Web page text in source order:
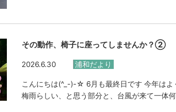
その動作、椅子に座ってしませんか？②
2026.6.30 浦和だより
こんにちは(^_-)-☆ 6月も最終日です 今年はよ
梅雨らしい、と思う部分と、台風が来て一体